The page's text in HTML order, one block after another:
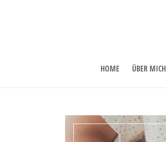
HOME ÜBER MICH